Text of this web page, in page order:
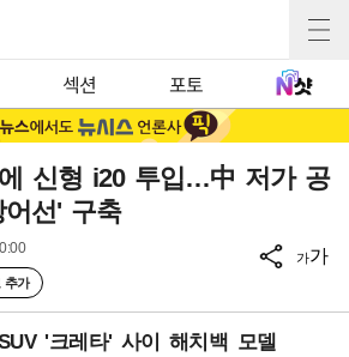
섹션 포토
신형 i20 투입…中 저가 공
선' 구축
추가
가가
'크레타' 사이 해치백 모델